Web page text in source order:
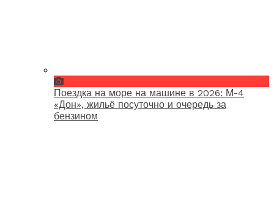
Поездка на море на машине в 2026: М-4
«Дон», жильё посуточно и очередь за
бензином